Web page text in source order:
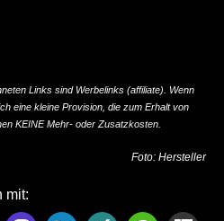
Links sind Werbelinks (affiliate). Wenn
eine kleine Provision, die zum Erhalt von
KEINE Mehr- oder Zusatzkosten.
Foto: Hersteller
mit: